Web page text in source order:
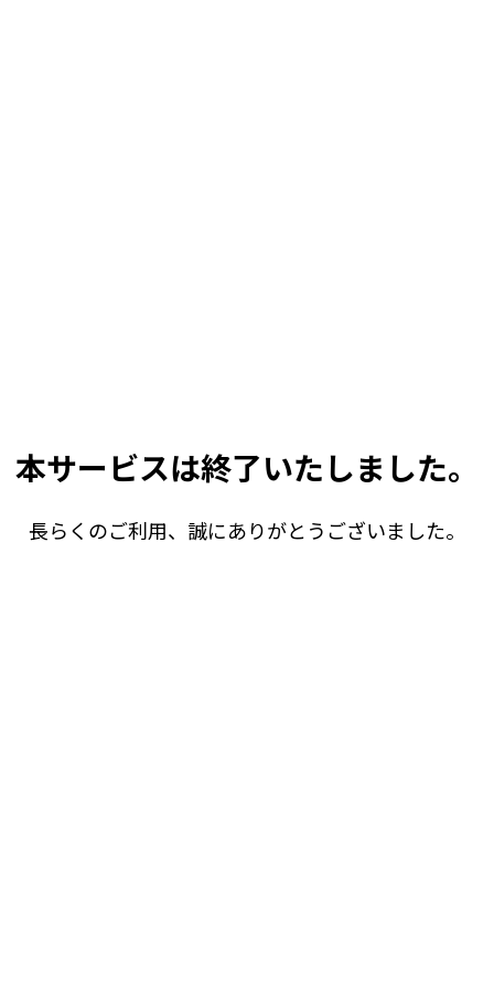
本サービスは終了いたしました。
長らくのご利用、誠にありがとうございました。